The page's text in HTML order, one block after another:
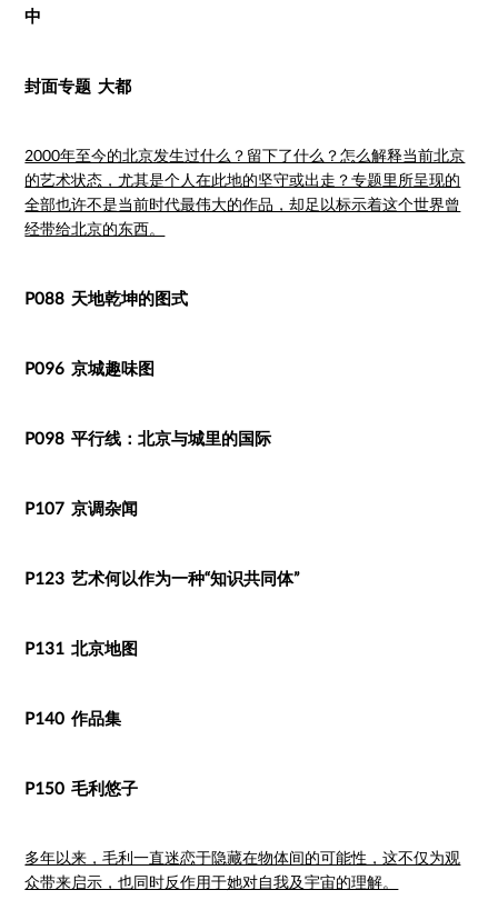
中
封面专题 大都
2000年至今的北京发生过什么？留下了什么？怎么解释当前北京
的艺术状态，尤其是个人在此地的坚守或出走？专题里所呈现的
全部也许不是当前时代最伟大的作品，却足以标示着这个世界曾
经带给北京的东西。
P088 天地乾坤的图式
P096 京城趣味图
P098 平行线：北京与城里的国际
P107 京调杂闻
P123 艺术何以作为一种“知识共同体”
P131 北京地图
P140 作品集
P150 毛利悠子
多年以来，毛利一直迷恋于隐藏在物体间的可能性，这不仅为观
众带来启示，也同时反作用于她对自我及宇宙的理解。